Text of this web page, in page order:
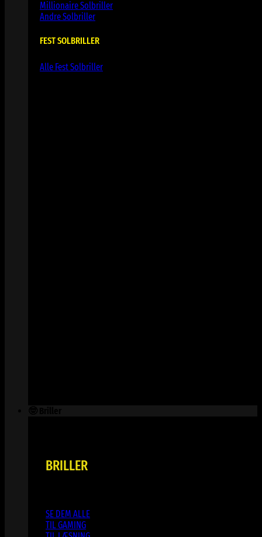
Millionaire Solbriller
Andre Solbriller
FEST SOLBRILLER
Alle Fest Solbriller
BRILLER
SE DEM ALLE
TIL GAMING